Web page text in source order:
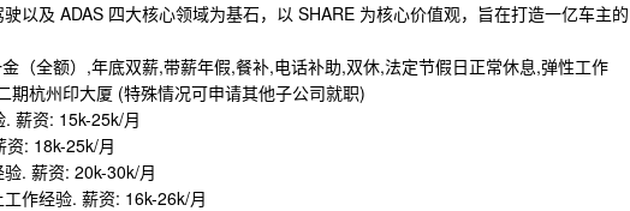
以及 ADAS 四大核心领域为基石，以 SHARE 为核心价值观，旨在打造一亿车主的
（全额）,年底双薪,带薪年假,餐补,电话补助,双休,法定节假日正常休息,弹性工作
期杭州印大厦 (特殊情况可申请其他子公司就职)
薪资: 15k-25k/月
: 18k-25k/月
. 薪资: 20k-30k/月
作经验. 薪资: 16k-26k/月